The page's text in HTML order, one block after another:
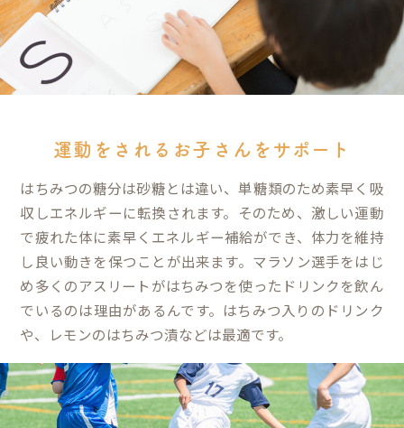
運動をされるお子さんをサポート
はちみつの糖分は砂糖とは違い、単糖類のため素早く吸
収しエネルギーに転換されます。そのため、激しい運動
で疲れた体に素早くエネルギー補給ができ、体力を維持
し良い動きを保つことが出来ます。マラソン選手をはじ
め多くのアスリートがはちみつを使ったドリンクを飲ん
でいるのは理由があるんです。はちみつ入りのドリンク
や、レモンのはちみつ漬などは最適です。